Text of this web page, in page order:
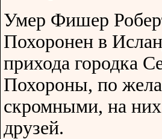
Умер Фишер
Похоронен в
прихода городка
Похороны, по
скромными, на них
друзей.